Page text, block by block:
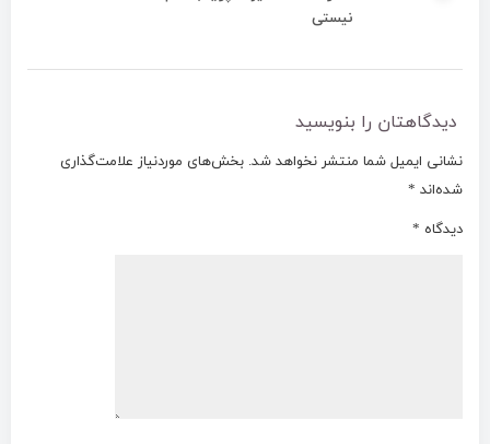
نیستی
دیدگاهتان را بنویسید
نشانی ایمیل شما منتشر نخواهد شد. بخش‌های موردنیاز علامت‌گذاری
شده‌اند *
دیدگاه *